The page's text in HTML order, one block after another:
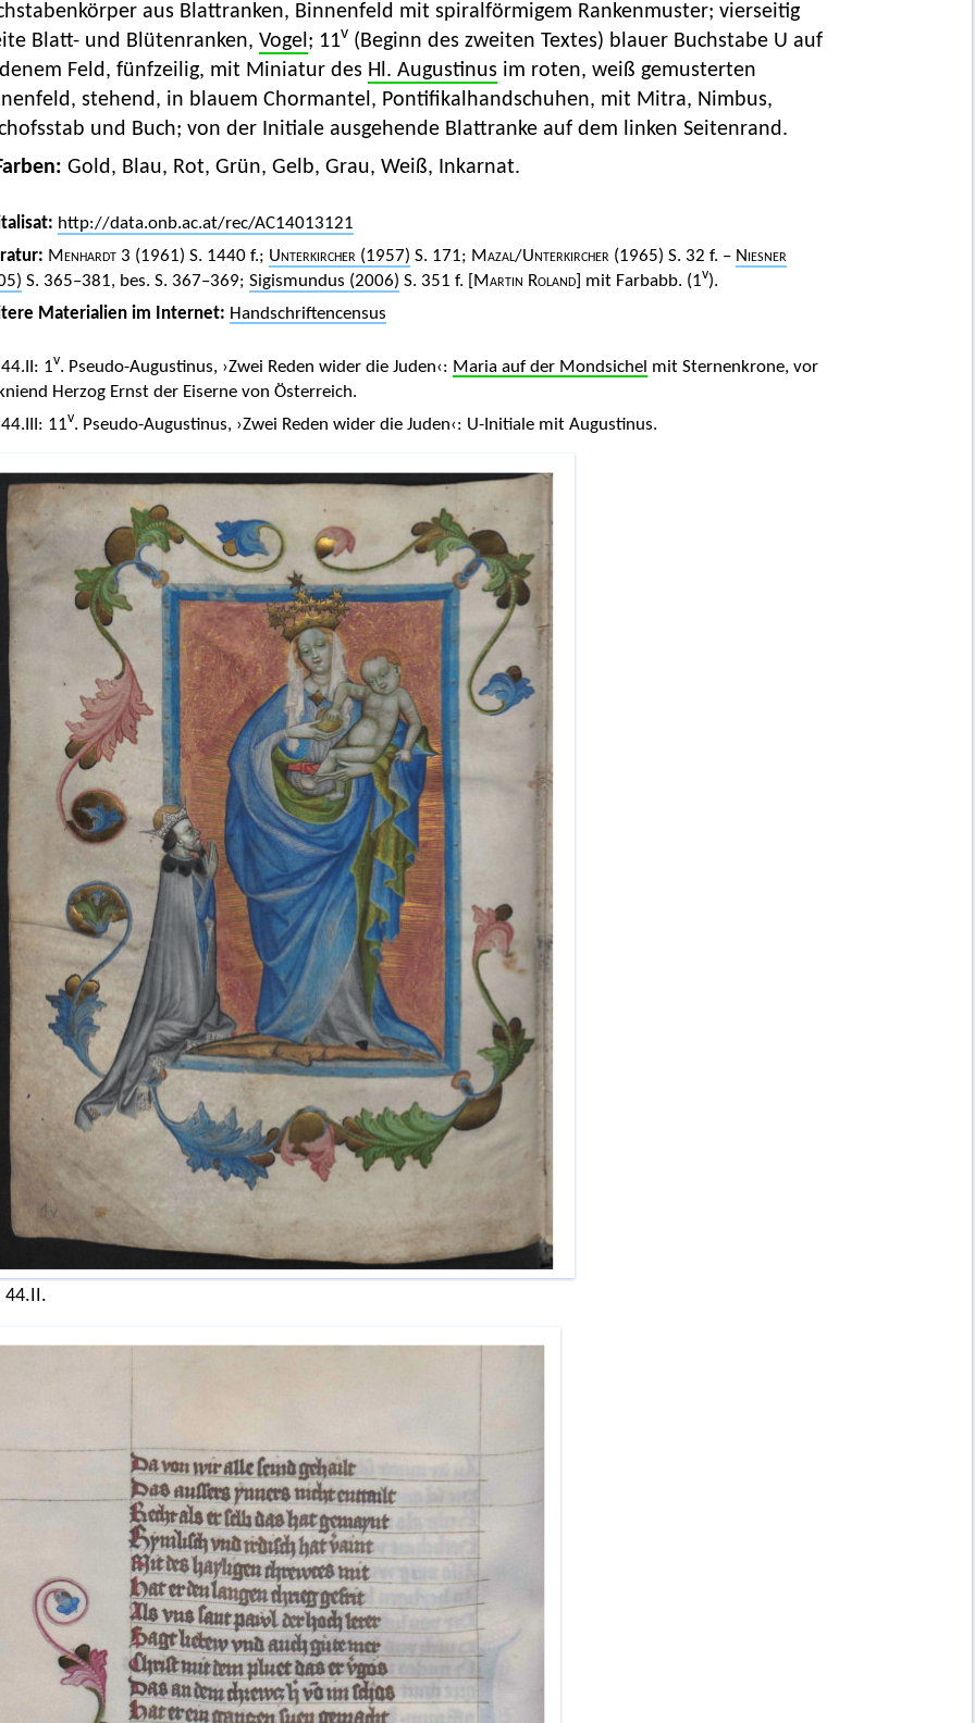
aus Blattranken, Binnenfeld mit spiralförmigem Rankenmuster; vierseitig
Blatt- und Blütenranken, Vogel; 11v (Beginn des zweiten Textes) blauer Buchstabe U auf
Feld, fünfzeilig, mit Miniatur des Hl. Augustinus im roten, weiß gemusterten
stehend, in blauem Chormantel, Pontifikalhandschuhen, mit Mitra, Nimbus,
und Buch; von der Initiale ausgehende Blattranke auf dem linken Seitenrand.
Gold, Blau, Rot, Grün, Gelb, Grau, Weiß, Inkarnat.
http://data.onb.ac.at/rec/AC14013121
Menhardt 3 (1961) S. 1440 f.; Unterkircher (1957) S. 171; Mazal/Unterkircher (1965) S. 32 f. – Niesner
S. 365–381, bes. S. 367–369; Sigismundus (2006) S. 351 f. [Martin Roland] mit Farbabb. (1v).
Materialien im Internet: Handschriftencensus
44.II: 1v. Pseudo-Augustinus, ›Zwei Reden wider die Juden‹: Maria auf der Mondsichel mit Sternenkrone, vor
Herzog Ernst der Eiserne von Österreich.
44.III: 11v. Pseudo-Augustinus, ›Zwei Reden wider die Juden‹: U-Initiale mit Augustinus.
44.II.